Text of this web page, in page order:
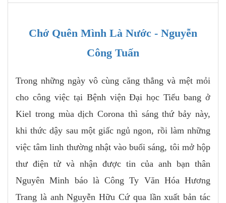
Chớ Quên Mình Là Nước - Nguyễn
Công Tuấn
Trong những ngày vô cùng căng thẳng và mệt mỏi
cho công việc tại Bệnh viện Đại học Tiểu bang ở
Kiel trong mùa dịch Corona thì sáng thứ bảy này,
khi thức dậy sau một giấc ngủ ngon, rồi làm những
việc tâm linh thường nhật vào buổi sáng, tôi mở hộp
thư điện tử và nhận được tin của anh bạn thân
Nguyên Minh báo là Công Ty Văn Hóa Hương
Trang là anh Nguyễn Hữu Cứ qua lần xuất bản tác